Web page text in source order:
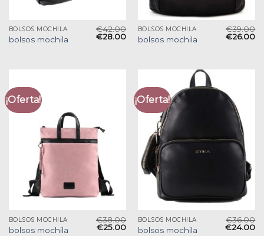
BOLSOS MOCHILA
bolsos mochila
€42.00
€28.00
BOLSOS MOCHILA
bolsos mochila
€39.00
€26.00
¡Oferta!
BOLSOS MOCHILA
bolsos mochila
€38.00
€25.00
¡Oferta!
BOLSOS MOCHILA
bolsos mochila
€36.00
€24.00